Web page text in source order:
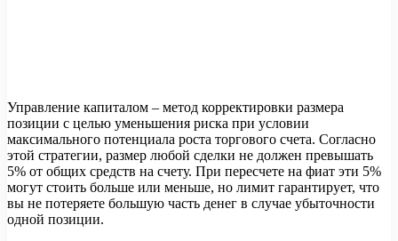
Управление капиталом – метод корректировки размера
позиции с целью уменьшения риска при условии
максимального потенциала роста торгового счета. Согласно
этой стратегии, размер любой сделки не должен превышать
5% от общих средств на счету. При пересчете на фиат эти 5%
могут стоить больше или меньше, но лимит гарантирует, что
вы не потеряете большую часть денег в случае убыточности
одной позиции.